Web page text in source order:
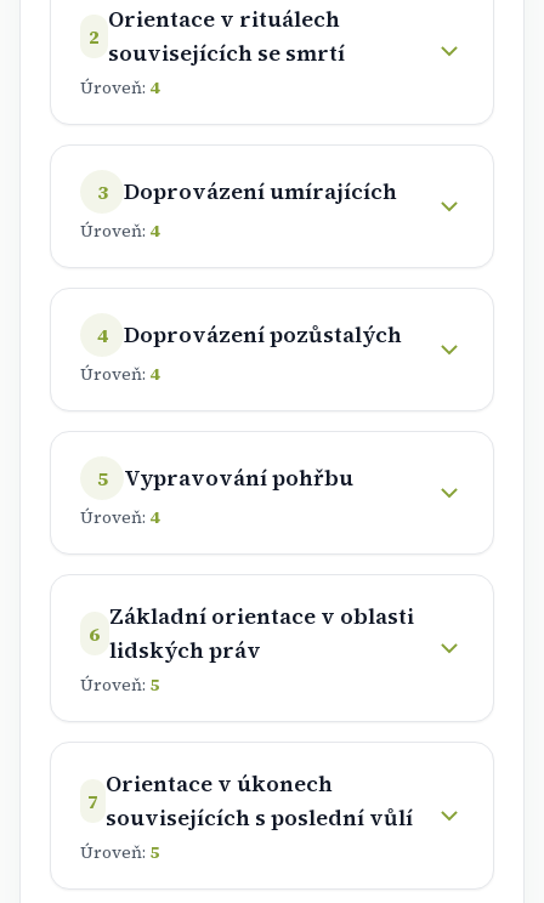
2
Orientace v rituálech
souvisejících se smrtí
Úroveň: 4
3 Doprovázení umírajících
Úroveň: 4
4 Doprovázení pozůstalých
Úroveň: 4
5 Vypravování pohřbu
Úroveň: 4
6
Základní orientace v oblasti
lidských práv
Úroveň: 5
7
Orientace v úkonech
souvisejících s poslední vůlí
Úroveň: 5